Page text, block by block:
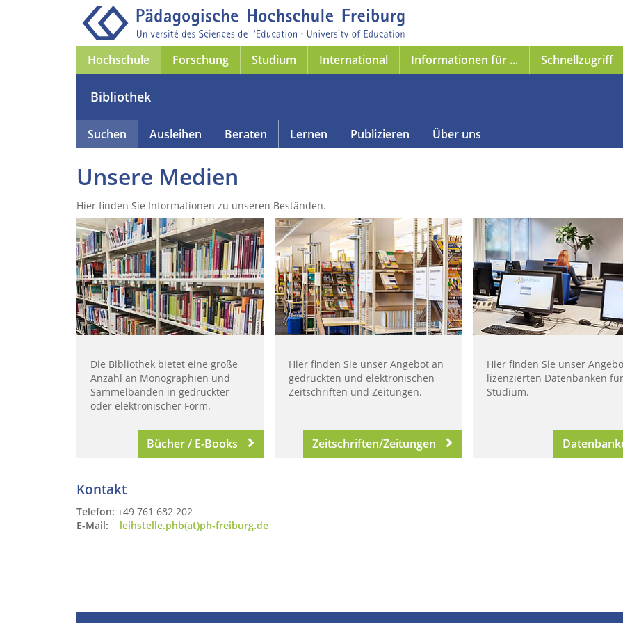
Hochschule Forschung Studium International Informationen für ... Schnellzugriff
Bibliothek
Suchen Ausleihen Beraten Lernen Publizieren Über uns
Unsere Medien
Hier finden Sie Informationen zu unseren Beständen.
Die Bibliothek bietet eine große
Anzahl an Monographien und
Sammelbänden in gedruckter
oder elektronischer Form.
Bücher / E-Books
Hier finden Sie unser Angebot an
gedruckten und elektronischen
Zeitschriften und Zeitungen.
Zeitschriften/Zeitungen
Hier finden Sie unser
lizenzierten Datenbanken
Studium.
Kontakt
Telefon: +49 761 682 202
E-Mail: leihstelle.phb(at)ph-freiburg.de